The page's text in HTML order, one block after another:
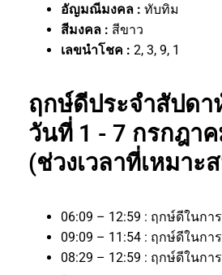
อัญมณีมงคล : ทับทิม
สีมงคล : สีขาว
เลขนำโชค : 2, 3, 9, 1
ฤกษ์ดีประจำสัปด
วันที่ 1 - 7 กรกฎา
(ช่วงเวลาที่เหมาะ
06:09 – 12:59 : ฤกษ์ดีในก
09:09 – 11:54 : ฤกษ์ดีในก
08:29 – 12:59 : ฤกษ์ดีในกา